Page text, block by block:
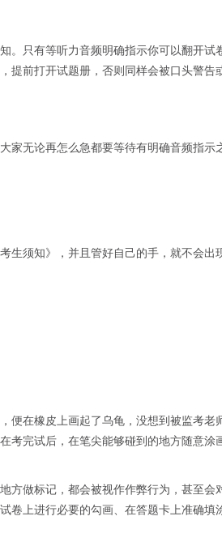
。只有等听力音频明确指示你可以翻开试
提前打开试题册，否则同样会被口头警告
家无论再怎么急都要等待有明确音频指示
生须知》，并且管好自己的手，就不会出
便在橡皮上画起了乌龟，没想到被监考老
考完试后，在笔尖能够碰到的地方随意涂
方做标记，都会被视作作弊行为，甚至会
卷上进行必要的勾画、在答题卡上准确填